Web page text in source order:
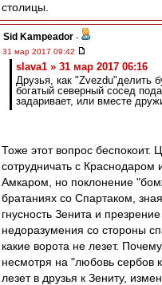
столицы.
Sid Kampeador -
31 мар 2017 09:42
slava1 » 31 мар 2017 06:16
Друзья, как "Zvezdu"делить
богатый северный сосед
задаривает, или вместе
Тоже этот вопрос беспокоит.
сотрудничать с Краснодаром
Амкаром, но поклонение
братаниях со Спартаком,
гнусность Зенита и презрение
недоразумения со стороны
какие ворота не лезет.
несмотря на "любовь сербов
лезет в друзья к Зениту,